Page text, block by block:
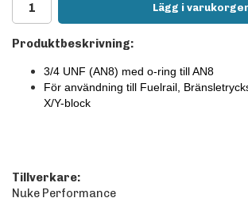
Lägg i
Produktbeskrivning:
3/4 UNF (AN8) med o-ring till AN8
För användning till Fuelrail,
X/Y-block
Tillverkare:
Nuke Performance